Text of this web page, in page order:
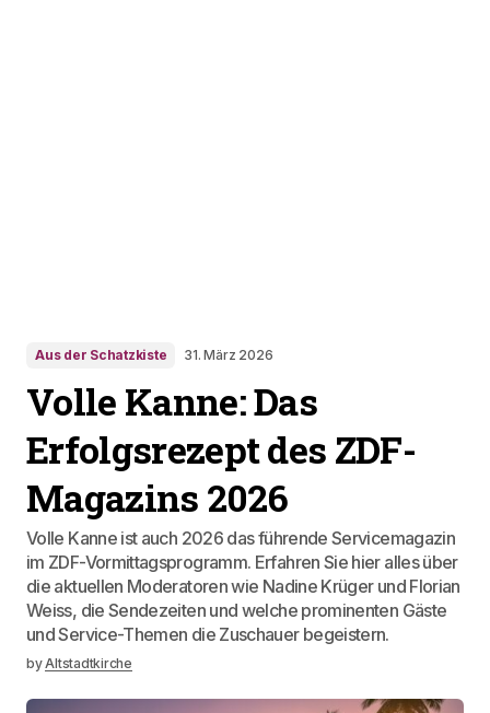
Aus der Schatzkiste 31. März 2026
Volle Kanne: Das
Erfolgsrezept des ZDF-
Magazins 2026
Volle Kanne ist auch 2026 das führende Servicemagazin
im ZDF-Vormittagsprogramm. Erfahren Sie hier alles über
die aktuellen Moderatoren wie Nadine Krüger und Florian
Weiss, die Sendezeiten und welche prominenten Gäste
und Service-Themen die Zuschauer begeistern.
byAltstadtkirche